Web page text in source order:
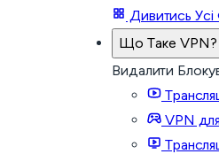
Дивитись Усі
Що Таке VPN?
Видалити
VPN